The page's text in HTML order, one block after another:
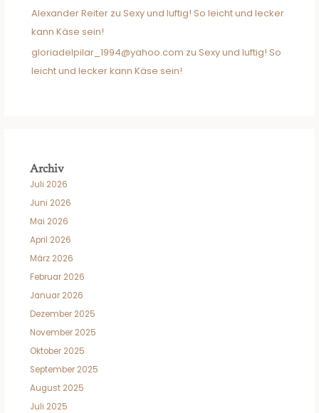
Alexander Reiter zu Sexy und luftig! So leicht und lecker
kann Käse sein!
gloriadelpilar_1994@yahoo.com zu Sexy und luftig! So
leicht und lecker kann Käse sein!
Archiv
Juli 2026
Juni 2026
Mai 2026
April 2026
März 2026
Februar 2026
Januar 2026
Dezember 2025
November 2025
Oktober 2025
September 2025
August 2025
Juli 2025